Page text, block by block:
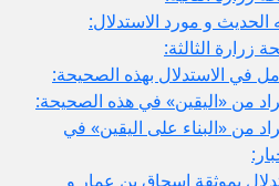
الحديث و مورد الاستدلال:
في الاستدلال بهذه الصحيحة:
من «اليقين» في هذه الصحيحة:
من «البناء على اليقين» في
بموثقة إسحاق بن عمار و